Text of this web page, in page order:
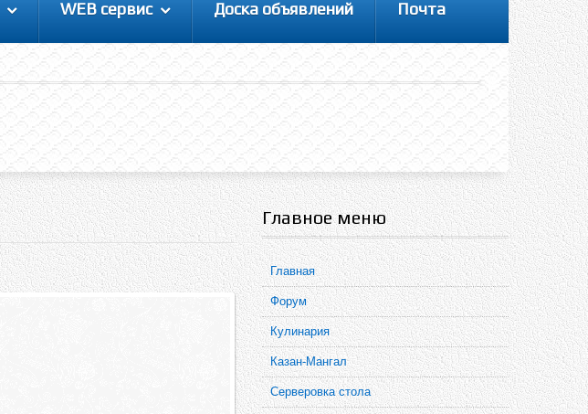
WEB сервис Доска объявлений Почта
Главное меню
Главная
Форум
Кулинария
Казан-Мангал
Серверовка стола